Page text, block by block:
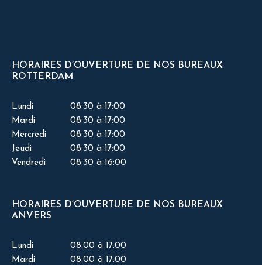
HORAIRES D’OUVERTURE DE NOS BUREAUX
ROTTERDAM
Lundi
08:30 à 17:00
Mardi
08:30 à 17:00
Mercredi
08:30 à 17:00
Jeudi
08:30 à 17:00
Vendredi
08:30 à 16:00
HORAIRES D’OUVERTURE DE NOS BUREAUX
ANVERS
Lundi
08:00 à 17:00
Mardi
08:00 à 17:00